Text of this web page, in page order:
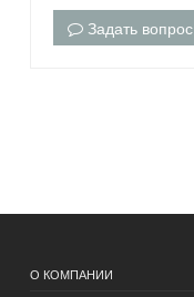
Задать вопрос
О КОМПАНИИ